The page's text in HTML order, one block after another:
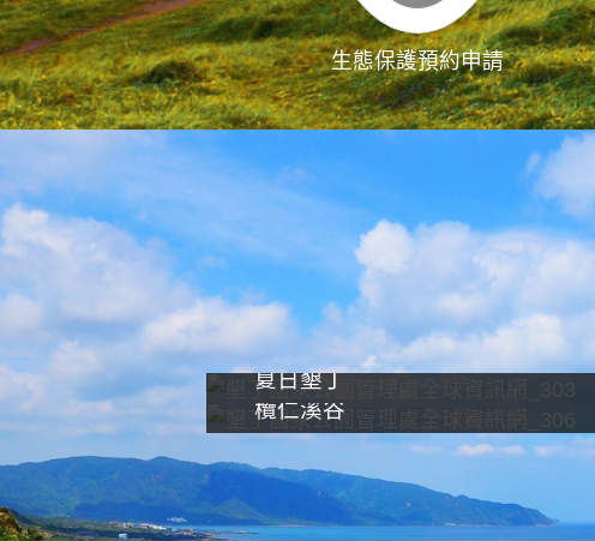
生態保護預約申請
夏日墾丁
欖仁溪谷